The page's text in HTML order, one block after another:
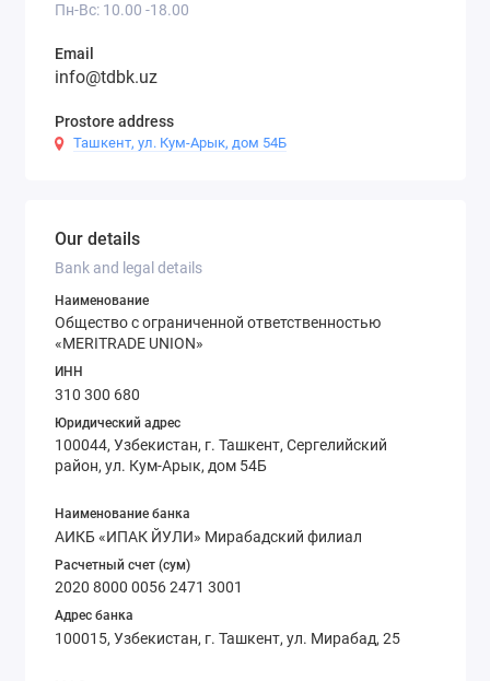
Пн-Вс: 10.00 -18.00
Email
info@tdbk.uz
Prostore address
Ташкент, ул. Кум-Арык, дом 54Б
Our details
Bank and legal details
Наименование
Общество с ограниченной ответственностью
«MERITRADE UNION»
ИНН
310 300 680
Юридический адрес
100044, Узбекистан, г. Ташкент, Сергелийский
район, ул. Кум-Арык, дом 54Б
Наименование банка
АИКБ «ИПАК ЙУЛИ» Мирабадский филиал
Расчетный счет (сум)
2020 8000 0056 2471 3001
Адрес банка
100015, Узбекистан, г. Ташкент, ул. Мирабад, 25